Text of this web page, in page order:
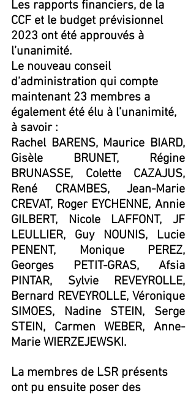
Les rapports financiers, de la
CCF et le budget prévisionnel
2023 ont été approuvés à
l’unanimité.
Le nouveau conseil
d’administration qui compte
maintenant 23 membres a
également été élu à l’unanimité,
à savoir :
Rachel BARENS, Maurice BIARD,
Gisèle BRUNET, Régine
BRUNASSE, Colette CAZAJUS,
René CRAMBES, Jean-Marie
CREVAT, Roger EYCHENNE, Annie
GILBERT, Nicole LAFFONT, JF
LEULLIER, Guy NOUNIS, Lucie
PENENT, Monique PEREZ,
Georges PETIT-GRAS, Afsia
PINTAR, Sylvie REVEYROLLE,
Bernard REVEYROLLE, Véronique
SIMOES, Nadine STEIN, Serge
STEIN, Carmen WEBER, Anne-
Marie WIERZEJEWSKI.
La membres de LSR présents
ont pu ensuite poser des